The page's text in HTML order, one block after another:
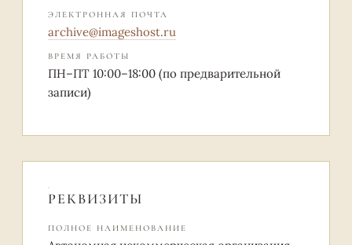
ЭЛЕКТРОННАЯ ПОЧТА
archive@imageshost.ru
ВРЕМЯ РАБОТЫ
ПН–ПТ 10:00–18:00 (по предварительной
записи)
РЕКВИЗИТЫ
ПОЛНОЕ НАИМЕНОВАНИЕ